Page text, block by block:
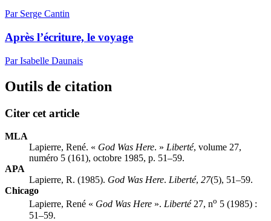
Par Serge Cantin
Après l’écriture, le voyage
Par Isabelle Daunais
Outils de citation
Citer cet article
MLA
Lapierre, René. « God Was Here. » Liberté, volume 27,
numéro 5 (161), octobre 1985, p. 51–59.
APA
Lapierre, R. (1985). God Was Here. Liberté, 27(5), 51–59.
Chicago
Lapierre, René « God Was Here ». Liberté 27, no 5 (1985) :
51–59.